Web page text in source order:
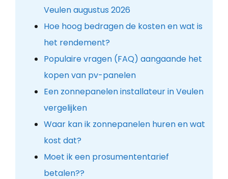
Veulen augustus 2026
Hoe hoog bedragen de kosten en wat is
het rendement?
Populaire vragen (FAQ) aangaande het
kopen van pv-panelen
Een zonnepanelen installateur in Veulen
vergelijken
Waar kan ik zonnepanelen huren en wat
kost dat?
Moet ik een prosumententarief
betalen??